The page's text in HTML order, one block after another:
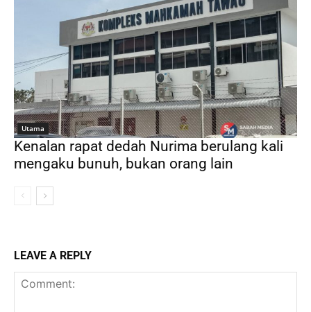
Utama
Kenalan rapat dedah Nurima berulang kali
mengaku bunuh, bukan orang lain
LEAVE A REPLY